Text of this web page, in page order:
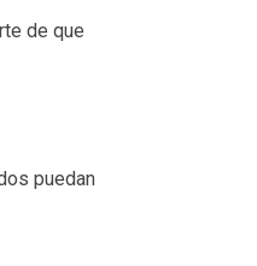
de que
puedan